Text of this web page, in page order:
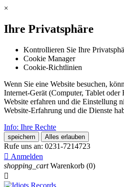
×
Ihre Privatsphäre
Kontrollieren Sie Ihre
Cookie Manager
Cookie-Richtlinien
Wenn Sie eine Website besuchen,
Internet-Gerät (Computer, Tablet
Website erfahren und die Einstellung
Website-Erfahrung und die Dienste
Info: Ihre Rechte
speichern Alles erlauben
Rufe uns an: 0231-7214723
 Anmelden
shopping_cart Warenkorb (0)
